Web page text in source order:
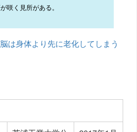
咲く見所がある。
は身体より先に老化してしまう